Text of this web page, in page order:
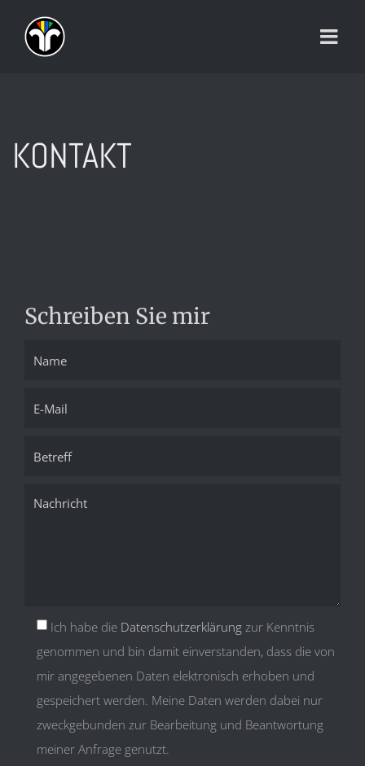
Inhalt
springen
KONTAKT
Schreiben Sie mir
Ich habe die Datenschutzerklärung zur Kenntnis
genommen und bin damit einverstanden, dass die von
mir angegebenen Daten elektronisch erhoben und
gespeichert werden. Meine Daten werden dabei nur
zweckgebunden zur Bearbeitung und Beantwortung
meiner Anfrage genutzt.